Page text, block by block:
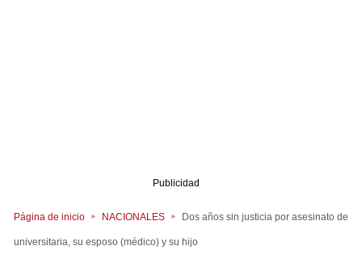
Publicidad
Página de inicio NACIONALES Dos años sin justicia por asesinato de
universitaria, su esposo (médico) y su hijo